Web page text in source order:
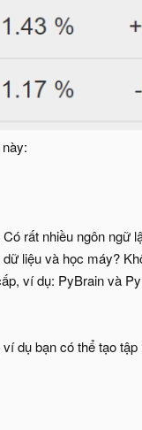
rất nhiều ngôn ngữ
liệu và học máy?
ví dụ: PyBrain và
dụ bạn có thể tạo tập